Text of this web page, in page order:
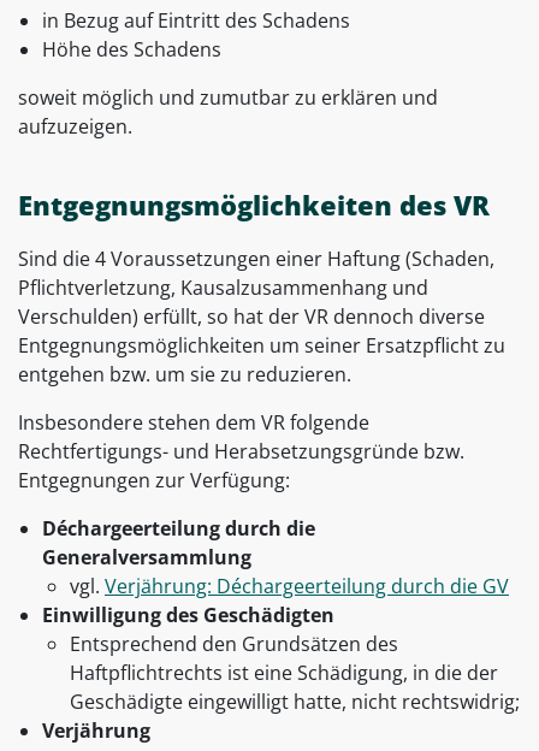
in Bezug auf Eintritt des Schadens
Höhe des Schadens
soweit möglich und zumutbar zu erklären und
aufzuzeigen.
Entgegnungsmöglichkeiten des VR
Sind die 4 Voraussetzungen einer Haftung (Schaden,
Pflichtverletzung, Kausalzusammenhang und
Verschulden) erfüllt, so hat der VR dennoch diverse
Entgegnungsmöglichkeiten um seiner Ersatzpflicht zu
entgehen bzw. um sie zu reduzieren.
Insbesondere stehen dem VR folgende
Rechtfertigungs- und Herabsetzungsgründe bzw.
Entgegnungen zur Verfügung:
Déchargeerteilung durch die
Generalversammlung
vgl. Verjährung: Déchargeerteilung durch die GV
Einwilligung des Geschädigten
Entsprechend den Grundsätzen des
Haftpflichtrechts ist eine Schädigung, in die der
Geschädigte eingewilligt hatte, nicht rechtswidrig;
Verjährung